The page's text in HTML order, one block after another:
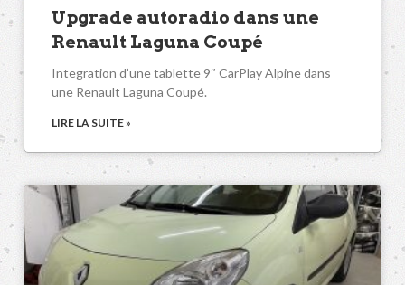
Upgrade autoradio dans une
Renault Laguna Coupé
Integration d’une tablette 9″ CarPlay Alpine dans
une Renault Laguna Coupé.
LIRE LA SUITE »